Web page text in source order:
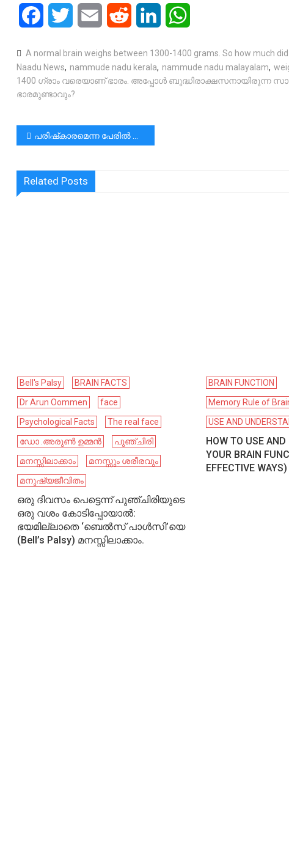
FacebookTwitter Email Reddit LinkedIn
A normal brain weighs between 1300-1400 grams. So how much
Naadu News, nammude nadu kerala, nammude nadu malayalam,
1400 ഗ്രാം വരെയാണ് ഭാരം. അപ്പോൾ ബുദ്ധിരാക്ഷസനായിരുന്ന
ഭാരമുണ്ടാവും?
പോസ്റ്റുകളിലൂടെ
പരിഷ്‌കാരമെന്ന പേരിൽ കല്യാണ വീടുകളിൽ കാണുന്ന ഒരു ഏർപ്പാടാണ് “ബഫേ”|ആദിത്യം എന്ന യാഥാർത്ഥ്യത്തിന്റെ കേരള പാരമ്പര്യവും അതിലെ ആത്മീയതയും നഷ്ടപ്പെടുത്തരുത്.
Related Posts
Bell's Palsy
BRAIN FACTS
Dr Arun Oommen
face
Psychological Facts
The real face
ഡോ .അരുൺ ഉമ്മൻ
പുഞ്ചിരി
മനസ്സിലാക്കാം
മനസ്സും ശരീരവും
മനുഷ്യജീവിതം
ഒരു ദിവസം പെട്ടെന്ന് പുഞ്ചിരിയുടെ
ഒരു വശം കോടിപ്പോയാൽ:
ഭയമില്ലാതെ ‘ബെൽസ് പാൾസി’യെ
(Bell’s Palsy) മനസ്സിലാക്കാം.
BRAIN FUNCTION
Memory Rule of
USE AND
HOW TO USE
YOUR BRAIN
EFFECTIVE WAYS)